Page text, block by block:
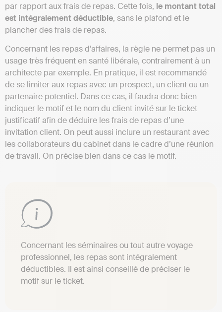
par rapport aux frais de repas. Cette fois, le montant total
est intégralement déductible, sans le plafond et le
plancher des frais de repas.
Concernant les repas d’affaires, la règle ne permet pas un
usage très fréquent en santé libérale, contrairement à un
architecte par exemple. En pratique, il est recommandé
de se limiter aux repas avec un prospect, un client ou un
partenaire potentiel. Dans ce cas, il faudra donc bien
indiquer le motif et le nom du client invité sur le ticket
justificatif afin de déduire les frais de repas d’une
invitation client. On peut aussi inclure un restaurant avec
les collaborateurs du cabinet dans le cadre d’une réunion
de travail. On précise bien dans ce cas le motif.
Concernant les séminaires ou tout autre voyage
professionnel, les repas sont intégralement
déductibles. Il est ainsi conseillé de préciser le
motif sur le ticket.